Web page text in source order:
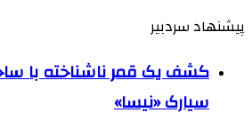
پیشنهاد سردبیر
کشف یک قمر ناشناخته با
سیارک «نیسا»